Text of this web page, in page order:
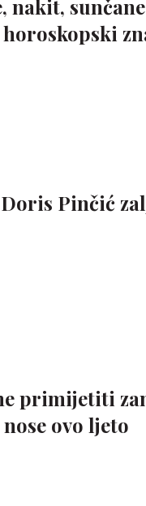
nakit,
Pinčić
primijetiti
ovo ljeto